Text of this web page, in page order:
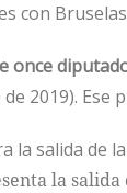
con
once
2019).
salida de
la